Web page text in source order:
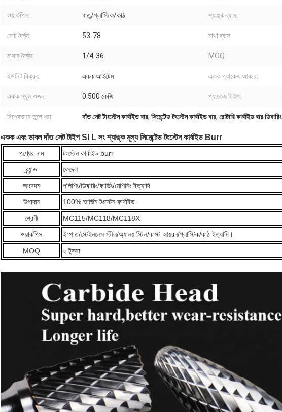
ওয়ার্কপিস: ধাতু/প্লাস্টিক/কাঠ শ্যাঙ্ক ব্যাস:
মোট দৈর্ঘ্য: 53-78 মাথা ব্যাস:
মাথার দৈর্ঘ্য: 1/4-36 MOQ.:
ইউনিট বিক্রয়: একক আইটেম একক প্যাকেজ আকার:
একক স্থূল ওজন: 0.500 কেজি প্যাকেজ টাইপ:
বিশেষভাবে তুলে ধরা: দাঁত সেট টাংস্টেন কার্বাইড বার, সিমেন্টেড টংস্টেন কার্বাইড বার, রোটারি কার্বাইড বার ডিবারিং
একক এবং ডাবল দাঁত সেট টাইপ Sl L লং শ্যাঙ্ক মূল্য সিমেন্টেড টংস্টেন কার্বাইড Burr
পণ্যের নাম
টংস্টেন কার্বাইড burr
ব্র্যান্ড
কেদেল
আবেদন
পলিশিং/ডিবারিং/কার্ভিং/মেশিনিং ইত্যাদি
উপাদান
100% ভার্জিন টংস্টেন কার্বাইড
শ্রেণী
MC115/MC118/MC118X
ওয়ার্কপিস
ইস্পাত/স্টেইনলেস স্টীল/অ্যালয় স্টিল/কাস্ট আয়রন/প্লাস্টিক/কাঠ ইত্যাদি।
MOQ
২ টুকরা